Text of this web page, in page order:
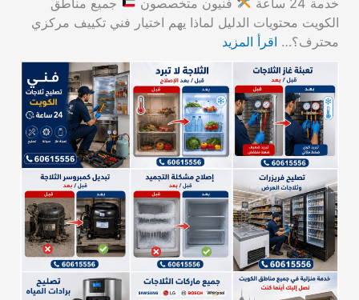
الكويت محتويات الدليل لماذا يهم اختيار فني تكييف مركزي
محترف؟… اقرأ المزيد